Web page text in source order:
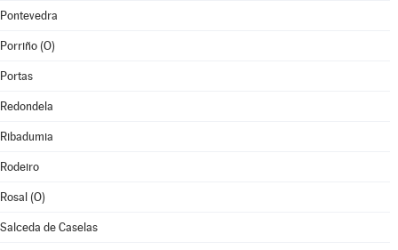
Pontevedra
Porriño (O)
Portas
Redondela
Ribadumia
Rodeiro
Rosal (O)
Salceda de Caselas